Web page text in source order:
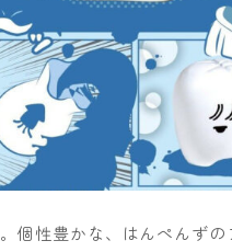
個性豊かな、はんぺんずの